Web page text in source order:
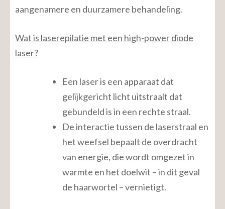
aangenamere en duurzamere behandeling.
Wat is laserepilatie met een high-power diode
laser?
Een laser is een apparaat dat
gelijkgericht licht uitstraalt dat
gebundeld is in een rechte straal.
De interactie tussen de laserstraal en
het weefsel bepaalt de overdracht
van energie, die wordt omgezet in
warmte en het doelwit – in dit geval
de haarwortel – vernietigt.